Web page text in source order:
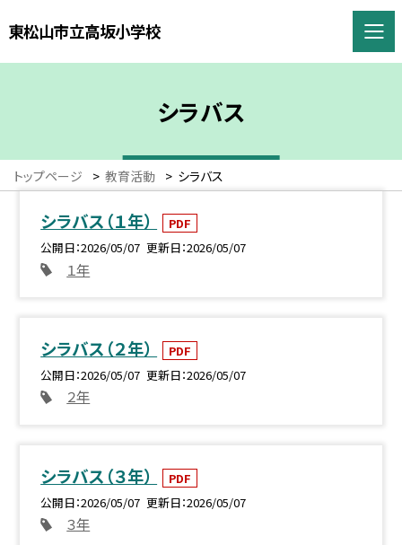
東松山市立高坂小学校
シラバス
トップページ > 教育活動 > シラバス
シラバス（１年）
PDF
公開日 2026/05/07 更新日 2026/05/07
１年
シラバス（２年）
PDF
公開日 2026/05/07 更新日 2026/05/07
２年
シラバス（３年）
PDF
公開日 2026/05/07 更新日 2026/05/07
３年